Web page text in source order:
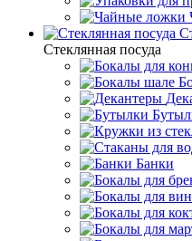
Стеклянная посуда
Банки